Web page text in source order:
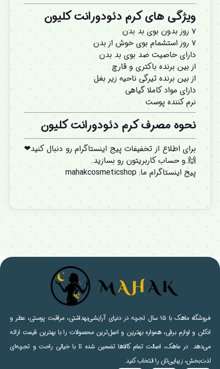
ویژگی های کرم دئودورانتکلیون
۷ روز بدون بوی بد بدن
۷ روز استشمام بوی خوش از بدن
دارای خاصیت ضد بوی بد بدن
از بین برنده باکتری و قارچ
از بین برنده تیرگی ناحیه زیر بغل
دارای مواد کاملا گیاهی
نرم کننده پوست
نحوه مصرف کرم دئودورانتکلیون
برای اطلاع از تخفیفات پیج اینستاگرام رو دنبال کنید❤
🙌.و حساب کاربریتونرو بسازید.
پیج اینستاگرام ما:
mahakcosmeticshop
فروشگاه ماهک با ۱۵ سال تجربه در دنیای آرایشی‌بهداشتی، مراقبت پوستی، عطر و
ادکلن و لوازم برقی، همواره بهترین و اصل‌ترین محصولات را با بهترین قیمت ارائه
می‌دهد. در ماهک، اصالت تمام کالاها تضمین شده تا با خیالی راحت و تجربه‌ای
لذت‌بخش، زیبایی‌تان را انتخاب کنید.